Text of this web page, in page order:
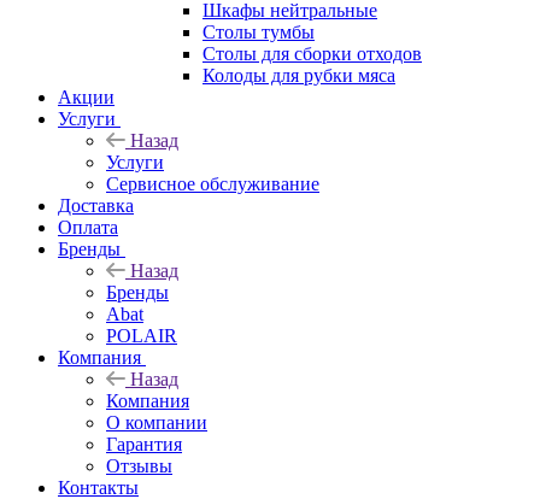
Шкафы нейтральные
Столы тумбы
Столы для сборки отходов
Колоды для рубки мяса
Акции
Услуги
Назад
Услуги
Сервисное обслуживание
Доставка
Оплата
Бренды
Назад
Бренды
Abat
POLAIR
Компания
Назад
Компания
О компании
Гарантия
Отзывы
Контакты